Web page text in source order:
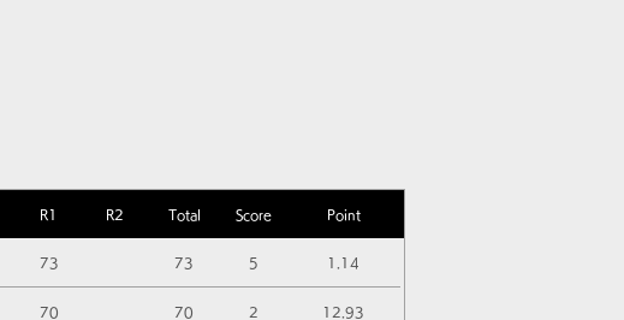
R1 R2 Total Score Point
73 73 5 1.14
70 70 2 12.93